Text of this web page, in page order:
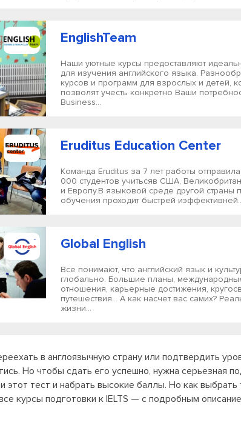
в англоязычную страну или подтвердить
Но чтобы сдать его успешно, нужна серьезная
тест и набрать высокие баллы. Но как выбрать
курсы подготовки к IELTS — с подробным
EnglishTeam
Наши уютные курсы предоставляют
для изучения английского языка.
курсов и программ для взрослых и детей,
позволят учесть конкретно Ваши
Business...
Eruditus Education Center
Команда Eruditus за 7 лет работы
000 студентов учитьсяв США,
и Европу.В языковой среде другой страны
обучения проходит быстрей
Global English
Все понимают, что английский язык и
глобально. Большие планы,
отношения, карьерные достижения,
путешествия… А как насчет вас самих?
жизни...